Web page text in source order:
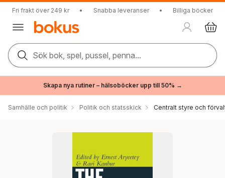
Fri frakt över 249 kr • Snabba leveranser • Billiga böcker
Sök bok, spel, pussel, penna...
Skapa nya rutiner – hälsoböcker upp till 50% →
Samhälle och politik Politik och statsskick Centralt styre och